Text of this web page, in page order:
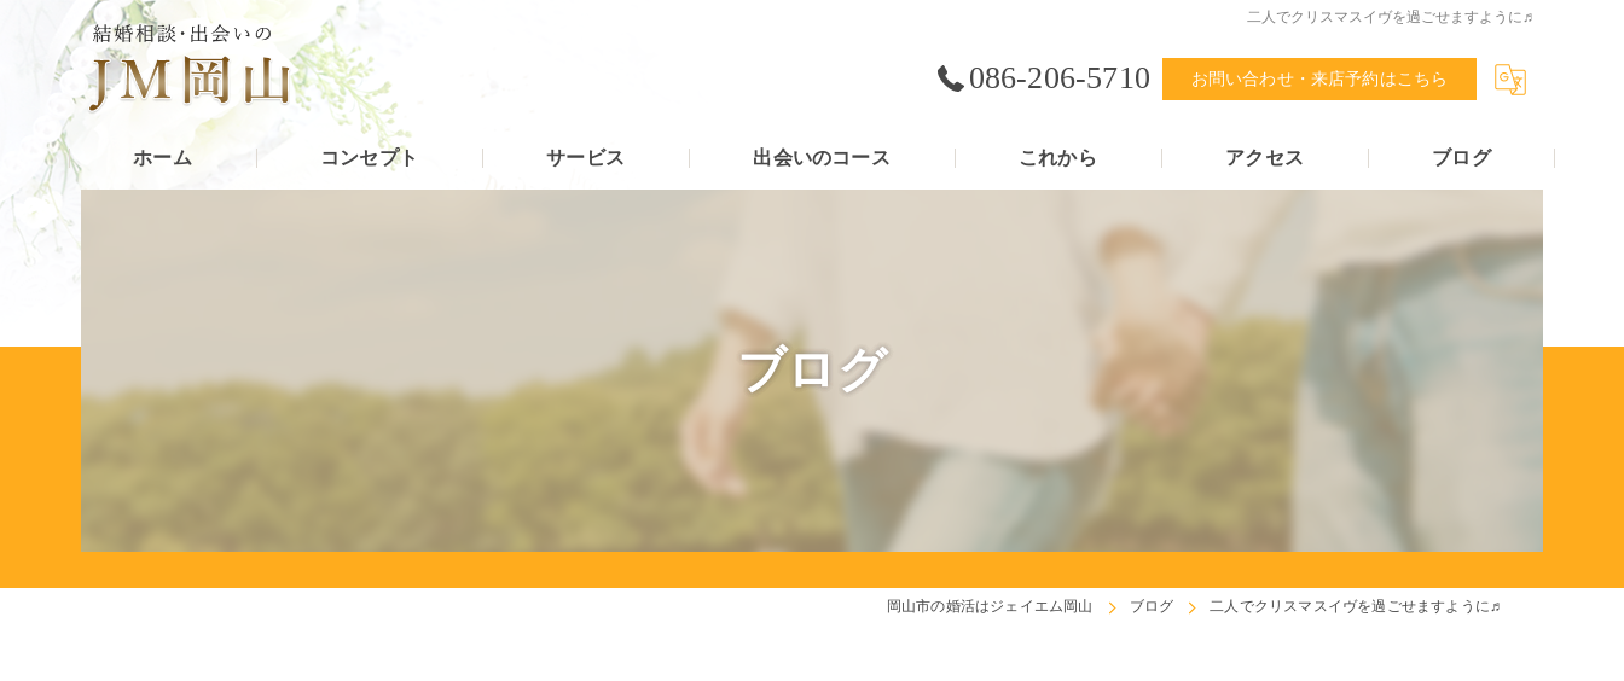
二人でクリスマスイヴを過ごせますように♬
086-206-5710 お問い合わせ・来店予約はこちら
ホーム コンセプト サービス 出会いのコース これから アクセス ブログ
ブログ
岡山市の婚活はジェイエム岡山 ブログ 二人でクリスマスイヴを過ごせますように♬